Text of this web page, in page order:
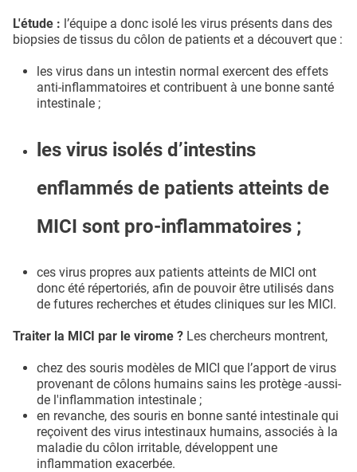
L'étude : l’équipe a donc isolé les virus présents dans des
biopsies de tissus du côlon de patients et a découvert que :
les virus dans un intestin normal exercent des effets
anti-inflammatoires et contribuent à une bonne santé
intestinale ;
les virus isolés d’intestins
enflammés de patients atteints de
MICI sont pro-inflammatoires ;
ces virus propres aux patients atteints de MICI ont
donc été répertoriés, afin de pouvoir être utilisés dans
de futures recherches et études cliniques sur les MICI.
Traiter la MICI par le virome ? Les chercheurs montrent,
chez des souris modèles de MICI que l’apport de virus
provenant de côlons humains sains les protège -aussi-
de l'inflammation intestinale ;
en revanche, des souris en bonne santé intestinale qui
reçoivent des virus intestinaux humains, associés à la
maladie du côlon irritable, développent une
inflammation exacerbée.